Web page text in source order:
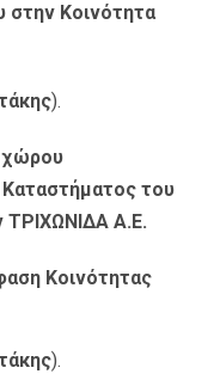
στην Κοινότητα
).
χώρου
του
Α.Ε.
Κοινότητας
).